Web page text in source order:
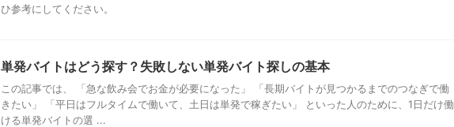
ひ参考にしてください。
単発バイトはどう探す？失敗しない単発バイト探しの基本
この記事では、 「急な飲み会でお金が必要になった」 「長期バイトが見つかるまでのつなぎで働
きたい」 「平日はフルタイムで働いて、土日は単発で稼ぎたい」 といった人のために、1日だけ働
ける単発バイトの選 ...